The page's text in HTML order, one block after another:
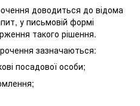
доводиться до відома
у письмовій формі
такого рішення.
зазначаються:
посадової особи;